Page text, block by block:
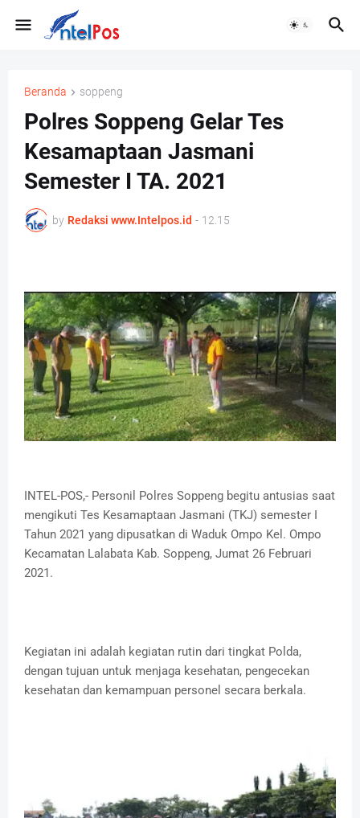
Beranda soppeng
Polres Soppeng Gelar Tes
Kesamaptaan Jasmani
Semester I TA. 2021
by Redaksi www.Intelpos.id - 12.15
INTEL-POS,- Personil Polres Soppeng begitu antusias saat
mengikuti Tes Kesamaptaan Jasmani (TKJ) semester I
Tahun 2021 yang dipusatkan di Waduk Ompo Kel. Ompo
Kecamatan Lalabata Kab. Soppeng, Jumat 26 Februari
2021.
Kegiatan ini adalah kegiatan rutin dari tingkat Polda,
dengan tujuan untuk menjaga kesehatan, pengecekan
kesehatan dan kemampuan personel secara berkala.